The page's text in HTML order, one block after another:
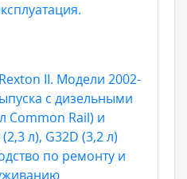
II. Модели 2002-
с дизельными
Common Rail) и
л), G32D (3,2 л)
по ремонту и